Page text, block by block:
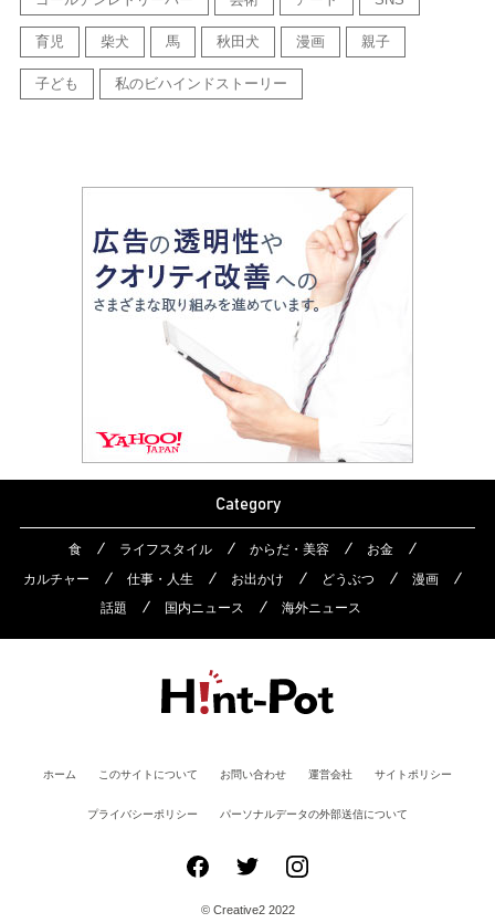
育児 柴犬 馬 秋田犬 漫画 親子
子ども 私のビハインドストーリー
Category
食 ライフスタイル からだ・美容
お金
カルチャー
仕事・人生 お出かけ どうぶつ
漫画
話題
国内ニュース 海外ニュース
ホーム このサイトについて お問い合わせ 運営会社 サイトポリシー
プライバシーポリシー パーソナルデータの外部送信について
© Creative2 2022